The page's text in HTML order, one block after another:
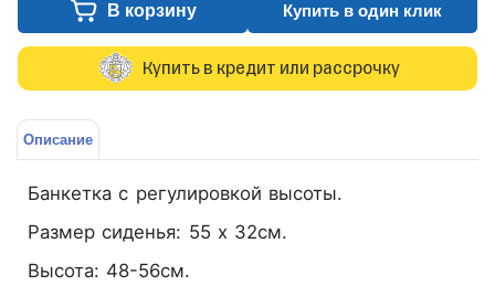
В корзину Купить в один клик
Купить в кредит или рассрочку
Описание
Банкетка с регулировкой высоты.
Размер сиденья: 55 х 32см.
Высота: 48-56см.